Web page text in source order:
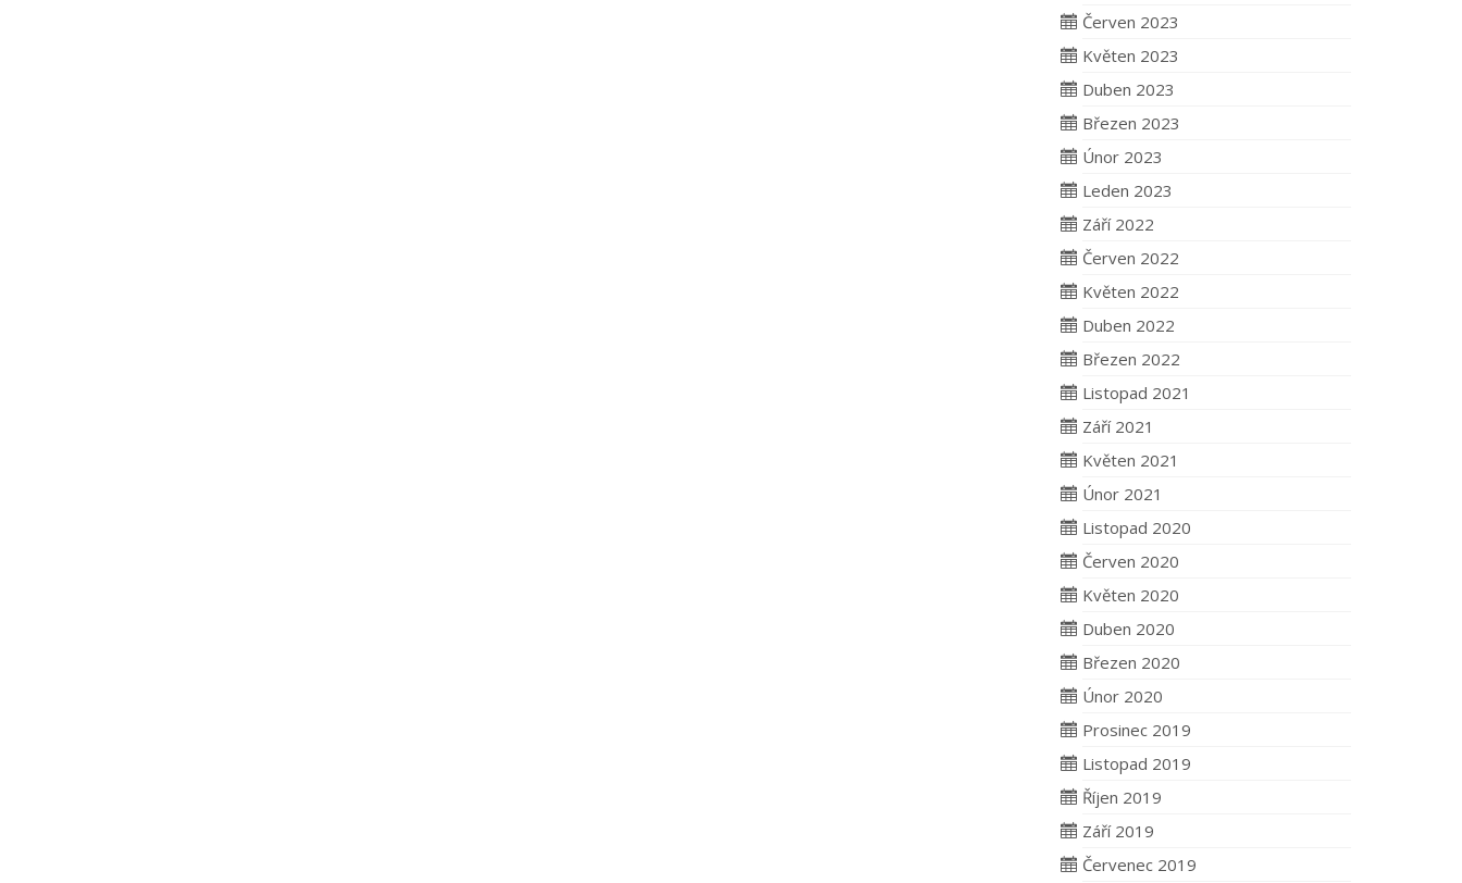
Červen 2023
Květen 2023
Duben 2023
Březen 2023
Únor 2023
Leden 2023
Září 2022
Červen 2022
Květen 2022
Duben 2022
Březen 2022
Listopad 2021
Září 2021
Květen 2021
Únor 2021
Listopad 2020
Červen 2020
Květen 2020
Duben 2020
Březen 2020
Únor 2020
Prosinec 2019
Listopad 2019
Říjen 2019
Září 2019
Červenec 2019